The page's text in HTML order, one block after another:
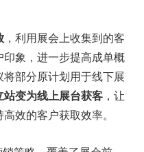
，利用展会上收集到的客
印象，进一步提高成单概
部分原计划用于线下展
站变为线上展台获客 ，让
效的客户获取效率。